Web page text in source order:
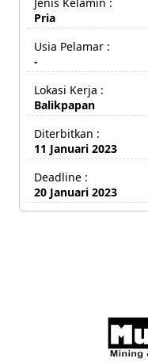
Pria
Usia Pelamar :
-
Lokasi Kerja :
Balikpapan
Diterbitkan :
11 Januari 2023
Deadline :
20 Januari 2023